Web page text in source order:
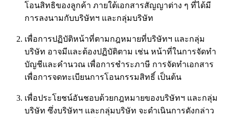
โอนสิทธิของลูกค้า ภายใต้เอกสารสัญญาต่าง ๆ ที่ได้มี
การลงนามกับบริษัทฯ และกลุ่มบริษัท
เพื่อการปฏิบัติหน้าที่ตามกฎหมายที่บริษัทฯ และกลุ่ม
บริษัท อาจมีและต้องปฏิบัติตาม เช่น หน้าที่ในการจัดทำ
บัญชีและคำนวณ เพื่อการชำระภาษี การจัดทำเอกสาร
เพื่อการจดทะเบียนการโอนกรรมสิทธิ์ เป็นต้น
เพื่อประโยชน์อันชอบด้วยกฎหมายของบริษัทฯ และกลุ่ม
บริษัท ซึ่งบริษัทฯ และกลุ่มบริษัท จะดำเนินการดังกล่าว